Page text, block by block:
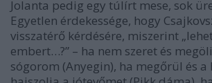
Jolanta pedig egy túlírt mese, sok
Egyetlen érdekessége, hogy
visszatérő kérdésére, miszerint
embert…?” – ha nem szeret és
sógorom (Anyegin), ha megőrül és a